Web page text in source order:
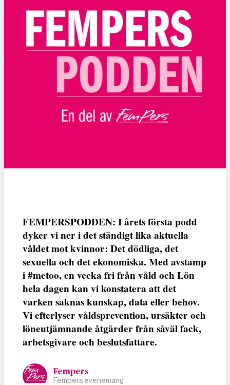
FEMPERSPODDEN: I årets första podd
dyker vi ner i det ständigt lika aktuella
våldet mot kvinnor: Det dödliga, det
sexuella och det ekonomiska. Med avstamp
i #metoo, en vecka fri från våld och Lön
hela dagen kan vi konstatera att det
varken saknas kunskap, data eller behov.
Vi efterlyser våldsprevention, ursäkter och
löneutjämnande åtgärder från såväl fack,
arbetsgivare och beslutsfattare.
Fempers
Fempers evenemang